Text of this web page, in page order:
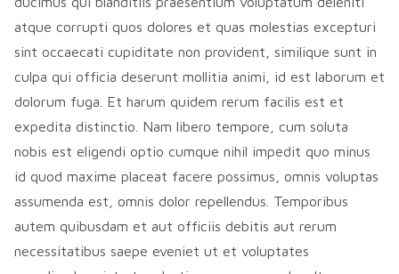
atque corrupti quos dolores et quas molestias excepturi
sint occaecati cupiditate non provident, similique sunt in
culpa qui officia deserunt mollitia animi, id est laborum et
dolorum fuga. Et harum quidem rerum facilis est et
expedita distinctio. Nam libero tempore, cum soluta
nobis est eligendi optio cumque nihil impedit quo minus
id quod maxime placeat facere possimus, omnis voluptas
assumenda est, omnis dolor repellendus. Temporibus
autem quibusdam et aut officiis debitis aut rerum
necessitatibus saepe eveniet ut et voluptates